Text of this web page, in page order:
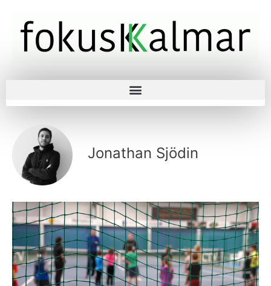
Jonathan Sjödin